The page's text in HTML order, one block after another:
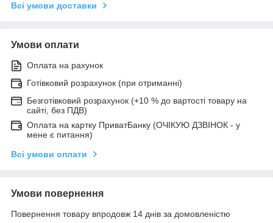
Всі умови доставки
Умови оплати
Оплата на рахунок
Готівковий розрахунок (при отриманні)
Безготівковий розрахунок (+10 % до вартості товару на
сайті, без ПДВ)
Оплата на картку ПриватБанку (ОЧІКУЮ ДЗВІНОК - у
мене є питання)
Всі умови оплати
Умови повернення
Повернення товару впродовж 14 днів за домовленістю